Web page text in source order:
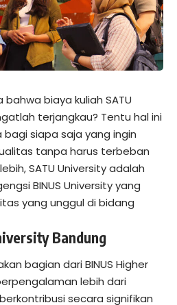
biaya kuliah SATU
terjangkau? Tentu hal ini
siapa saja yang ingin
tanpa harus terbeban
SATU University adalah
BINUS University yang
yang unggul di bidang
Bandung
bagian dari BINUS Higher
lebih dari
secara signifikan